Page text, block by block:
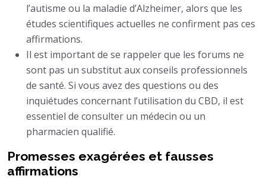
l’autisme ou la maladie d’Alzheimer, alors que les
études scientifiques actuelles ne confirment pas ces
affirmations.
Il est important de se rappeler que les forums ne
sont pas un substitut aux conseils professionnels
de santé. Si vous avez des questions ou des
inquiétudes concernant l’utilisation du CBD, il est
essentiel de consulter un médecin ou un
pharmacien qualifié.
Promesses exagérées et fausses
affirmations